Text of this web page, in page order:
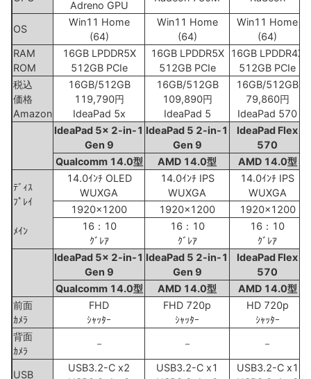
Adreno GPU
OS
Win11 Home
(64)
Win11 Home
(64)
Win11 Home
(64)
RAM
ROM
16GB LPDDR5X
512GB PCIe
16GB LPDDR5X
512GB PCIe
16GB LPDDR4X
512GB PCIe
税込
価格
Amazon
16GB/512GB
119,790円
IdeaPad 5x
16GB/512GB
109,890円
IdeaPad 5
16GB/512GB
79,860円
IdeaPad 570
IdeaPad 5x 2-in-1
Gen 9
IdeaPad 5 2-in-1
Gen 9
IdeaPad Flex
570
Qualcomm 14.0型 AMD 14.0型 AMD 14.0型
ﾃﾞｨｽ
ﾌﾟﾚｲ
ﾒｲﾝ
14.0ｲﾝﾁ OLED
WUXGA
14.0ｲﾝﾁ IPS
WUXGA
14.0ｲﾝﾁ IPS
WUXGA
1920x1200
1920x1200
1920x1200
16：10
ｸﾞﾚｱ
16：10
ｸﾞﾚｱ
16：10
ｸﾞﾚｱ
IdeaPad 5x 2-in-1
Gen 9
IdeaPad 5 2-in-1
Gen 9
IdeaPad Flex
570
Qualcomm 14.0型 AMD 14.0型
AMD 14.0型
前面
ｶﾒﾗ
FHD
ｼｬｯﾀｰ
FHD 720p
ｼｬｯﾀｰ
HD 720p
ｼｬｯﾀｰ
背面
ｶﾒﾗ
－ － －
USB
USB3.2-C x2
USB3.2-C x1
USB3.2-C x1